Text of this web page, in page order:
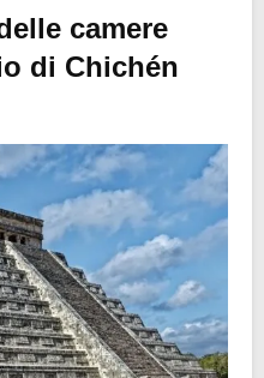
camere
di Chichén